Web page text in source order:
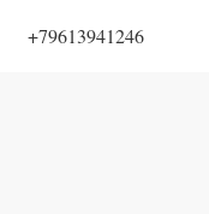
+79613941246